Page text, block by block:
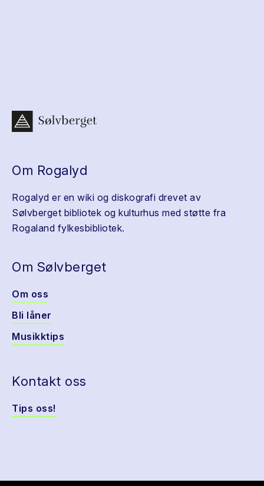
Om Rogalyd
Rogalyd er en wiki og diskografi drevet av
Sølvberget bibliotek og kulturhus med støtte fra
Rogaland fylkesbibliotek.
Om Sølvberget
Om oss
Bli låner
Musikktips
Kontakt oss
Tips oss!